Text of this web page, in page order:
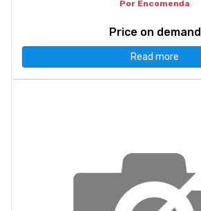
Por Encomenda
Price on demand
Read more